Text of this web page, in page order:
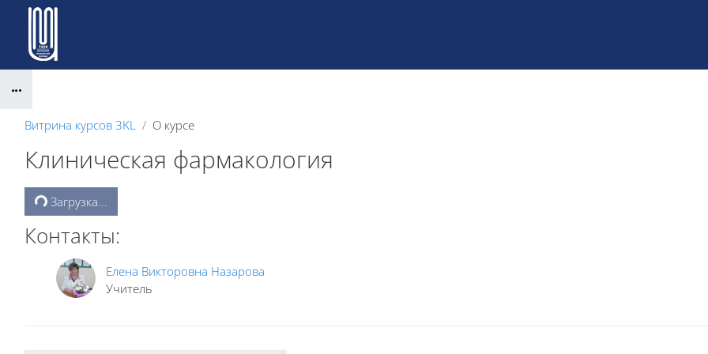
Перейти к основному содержанию
Блоки
Витрина курсов 3KL О курсе
Клиническая фармакология
Блоки
Загрузка...
Контакты:
Елена Викторовна Назарова
Учитель